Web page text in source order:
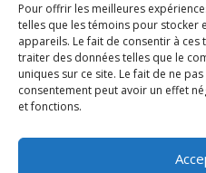
Pour offrir les meilleures
telles que les témoins pour stocker
appareils. Le fait de consentir à
traiter des données telles que le
uniques sur ce site. Le fait de ne
consentement peut avoir un effet
et fonctions.
BONNES PRATIQUES
Bonnes pratiques
Copyright © 2019